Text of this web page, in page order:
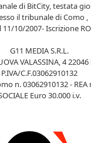
di BitCity, testata
il tribunale di Como ,
11/10/2007- Iscrizione
G11 MEDIA S.R.L.
VALASSINA, 4 22046
P.IVA/C.F.03062910132
n. 03062910132 - REA
Euro 30.000 i.v.